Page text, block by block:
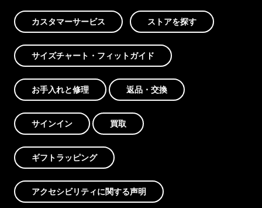
カスタマーサービス ストアを探す
サイズチャート・フィットガイド
お手入れと修理 返品・交換
サインイン 買取
ギフトラッピング
アクセシビリティに関する声明